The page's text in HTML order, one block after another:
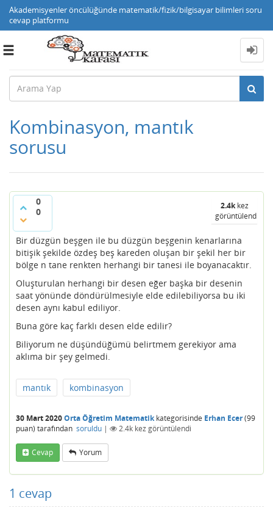
Akademisyenler öncülüğünde matematik/fizik/bilgisayar bilimleri soru
cevap platformu
Toggle
Kombinasyon, mantık
sorusu
0
0
2.4kkez
görüntülendi
Bir düzgün beşgen ile bu düzgün beşgenin kenarlarına
bitişik şekilde özdeş beş kareden oluşan bir şekil her bir
bölge n tane renkten herhangi bir tanesi ile boyanacaktır.
Oluşturulan herhangi bir desen eğer başka bir desenin
saat yönünde döndürülmesiyle elde edilebiliyorsa bu iki
desen aynı kabul ediliyor.
Buna göre kaç farklı desen elde edilir?
Biliyorum ne düşündüğümü belirtmem gerekiyor ama
aklıma bir şey gelmedi.
mantık kombinasyon
30 Mart 2020Orta Öğretim Matematikkategorisinde Erhan Ecer(99
puan) tarafından soruldu | 2.4k kez görüntülendi
Cevap Yorum
1 cevap